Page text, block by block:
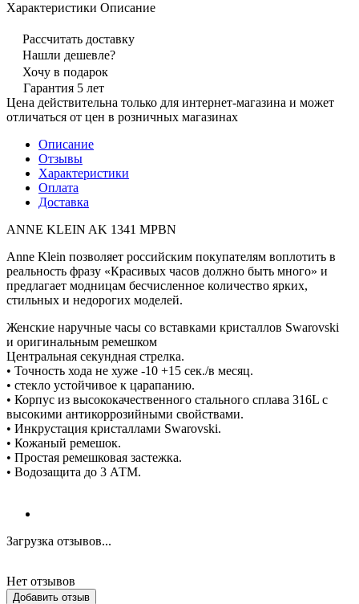
Характеристики Описание
Рассчитать доставку
Нашли дешевле?
Хочу в подарок
Гарантия 5 лет
Цена действительна только для интернет-магазина и может
отличаться от цен в розничных магазинах
Описание
Отзывы
Характеристики
Оплата
Доставка
ANNE KLEIN AK 1341 MPBN
Anne Klein позволяет российским покупателям воплотить в
реальность фразу «Красивых часов должно быть много» и
предлагает модницам бесчисленное количество ярких,
стильных и недорогих моделей.
Женские наручные часы со вставками кристаллов Swarovski
и оригинальным ремешком
Центральная секундная стрелка.
• Точность хода не хуже -10 +15 сек./в месяц.
• стекло устойчивое к царапанию.
• Корпус из высококачественного стального сплава 316L с
высокими антикоррозийными свойствами.
• Инкрустация кристаллами Swarovski.
• Кожаный ремешок.
• Простая ремешковая застежка.
• Водозащита до 3 АТМ.
Загрузка отзывов...
Нет отзывов
Добавить отзыв